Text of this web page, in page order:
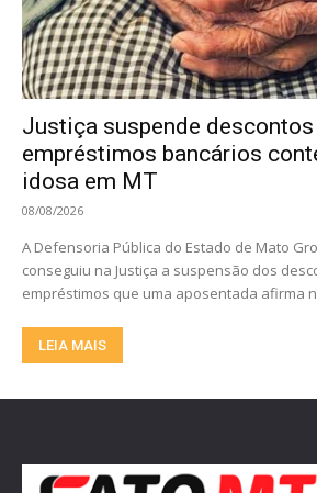
Justiça suspende
empréstimos bancários
idosa em MT
08/08/2026
A Defensoria Pública do Estado de Mato
conseguiu na Justiça a suspensão dos
empréstimos que uma aposentada afirma
LEIA MAIS